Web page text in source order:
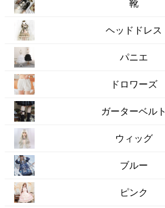
靴
ヘッドドレス
パニエ
ドロワーズ
ガーターベルト
ウィッグ
ブルー
ピンク